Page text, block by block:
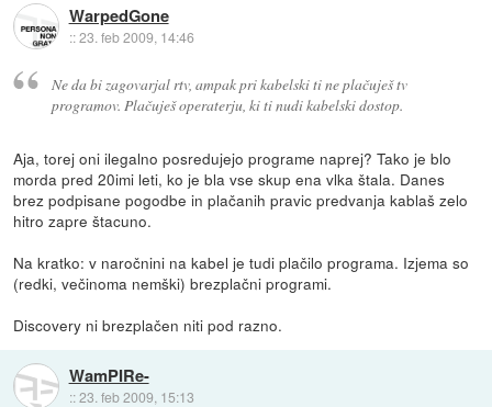
WarpedGone
::23. feb 2009, 14:46
Ne da bi zagovarjal rtv, ampak pri kabelski ti ne plačuješ tv
programov. Plačuješ operaterju, ki ti nudi kabelski dostop.
Aja, torej oni ilegalno posredujejo programe naprej? Tako je blo
morda pred 20imi leti, ko je bla vse skup ena vlka štala. Danes
brez podpisane pogodbe in plačanih pravic predvanja kablaš zelo
hitro zapre štacuno.
Na kratko: v naročnini na kabel je tudi plačilo programa. Izjema so
(redki, večinoma nemški) brezplačni programi.
Discovery ni brezplačen niti pod razno.
WamPIRe-
::23. feb 2009, 15:13